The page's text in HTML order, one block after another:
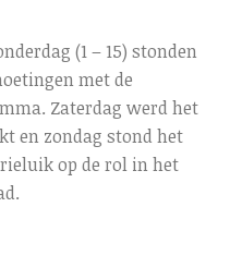
(1 – 15) stonden
met de
Zaterdag werd het
en zondag stond het
op de rol in het